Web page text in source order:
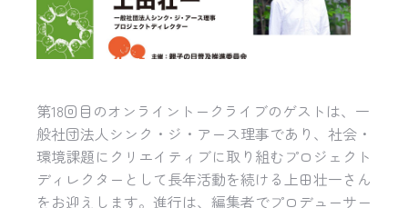
第18回目のオンライントークライブのゲストは、一
般社団法人シンク・ジ・アース理事であり、社会・
環境課題にクリエイティブに取り組むプロジェクト
ディレクターとして長年活動を続ける上田壮一さん
をお迎えします。進行は、編集者でプロデューサー